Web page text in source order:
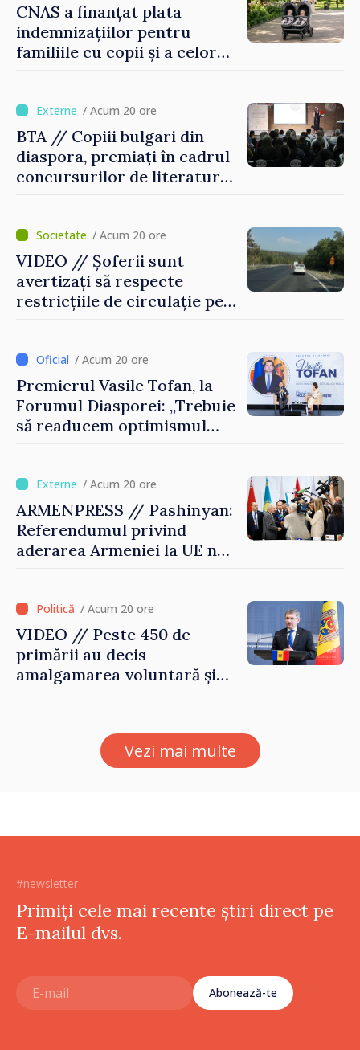
CNAS a finanțat plata
indemnizațiilor pentru
familiile cu copii și a celor
/ Acum 20 ore
BTA // Copiii bulgari din
diaspora, premiați în cadrul
concursurilor de literatură,
Bulgarii din Străinătate
/ Acum 20 ore
VIDEO // Șoferii sunt
avertizați să respecte
restricțiile de circulație pe
reparație/ Acum 20 ore
Premierul Vasile Tofan, la
Forumul Diasporei: „Trebuie
să readucem optimismul
direcția corectă”
/ Acum 20 ore
ARMENPRESS // Pashinyan:
Referendumul privind
aderarea Armeniei la UE nu
/ Acum 20 ore
VIDEO // Peste 450 de
primării au decis
amalgamarea voluntară și
Grosu: „Este important să
depășim blocajele și să dăm o
șansă localităților să se
Vezi mai multe
#newsletter
Primiți cele mai recente știri direct pe
E-mailul dvs.
Abonează-te